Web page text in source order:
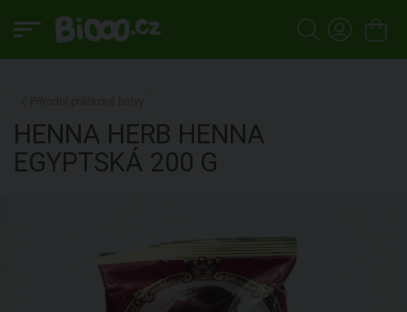
HENNA HERB HENNA
EGYPTSKÁ 200 G